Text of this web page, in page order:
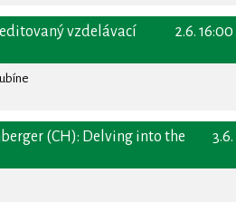
2.6.
vzdelávací
(CH): Delving into the